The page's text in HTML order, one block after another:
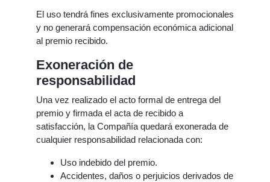
El uso tendrá fines exclusivamente promocionales
y no generará compensación económica adicional
al premio recibido.
Exoneración de
responsabilidad
Una vez realizado el acto formal de entrega del
premio y firmada el acta de recibido a
satisfacción, la Compañía quedará exonerada de
cualquier responsabilidad relacionada con:
Uso indebido del premio.
Accidentes, daños o perjuicios derivados de